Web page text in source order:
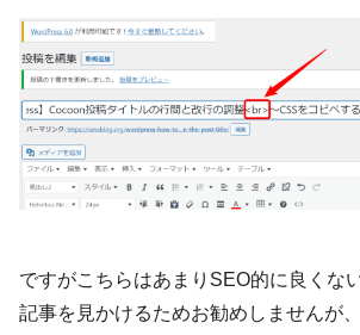
ですがこちらはあまりSEO的に良くな
記事を見かけるためお勧めしませんが